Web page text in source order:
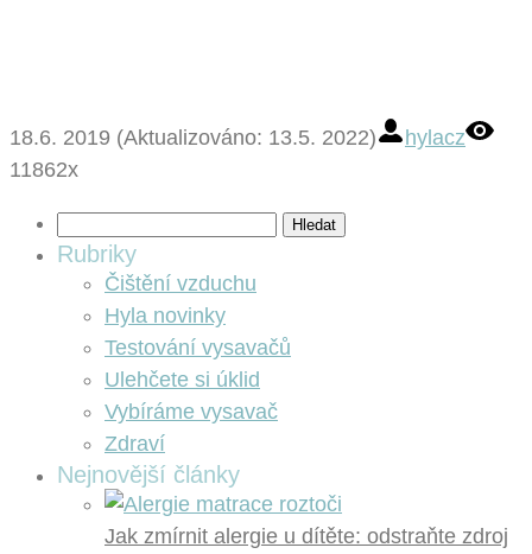
18.6. 2019 (Aktualizováno: 13.5. 2022)
hylacz
11862x
Vyhledávání
Rubriky
Čištění vzduchu
Hyla novinky
Testování vysavačů
Ulehčete si úklid
Vybíráme vysavač
Zdraví
Nejnovější články
Jak zmírnit alergie u dítěte: odstraňte zdroj